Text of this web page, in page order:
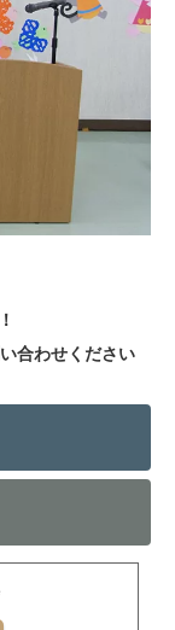
合わせください